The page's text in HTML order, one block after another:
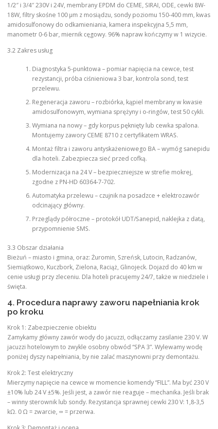
1/2″ i 3/4″ 230V i 24V, membrany EPDM do CEME, SIRAI, ODE, cewki 8W-
18W, filtry skośne 100 µm z mosiądzu, sondy poziomu 150-400 mm, kwas
amidosulfonowy do odkamieniania, kamera inspekcyjna 5,5 mm,
manometr 0-6 bar, miernik cęgowy. 96% napraw kończymy w 1 wizycie.
3.2 Zakres usług
Diagnostyka 5-punktowa – pomiar napięcia na cewce, test
rezystancji, próba ciśnieniowa 3 bar, kontrola sond, test
przelewu.
Regeneracja zaworu – rozbiórka, kąpiel membrany w kwasie
amidosulfonowym, wymiana sprężyny i o-ringów, test 50 cykli.
Wymiana na nowy – gdy korpus pęknięty lub cewka spalona.
Montujemy zawory CEME 8710 z certyfikatem WRAS.
Montaż filtra i zaworu antyskażeniowego BA – wymóg sanepidu
dla hoteli. Zabezpiecza sieć przed cofką.
Modernizacja na 24 V – bezpieczniejsze w strefie mokrej,
zgodne z PN-HD 60364-7-702.
Automatyka przelewu – czujnik na posadzce + elektrozawór
odcinający główny.
Przeglądy półroczne – protokół UDT/Sanepid, naklejka z datą,
przypomnienie SMS.
3.3 Obszar działania
Bieżuń – miasto i gmina, oraz: Żuromin, Szreńsk, Lutocin, Radzanów,
Siemiątkowo, Kuczbork, Zielona, Raciąż, Glinojeck. Dojazd do 40 km w
cenie usługi przy zleceniu. Dla hoteli pracujemy 24/7, także w niedziele i
święta.
4. Procedura naprawy zaworu napełniania krok
po kroku
Krok 1: Zabezpieczenie obiektu
Zamykamy główny zawór wody do jacuzzi, odłączamy zasilanie 230 V. W
jacuzzi hotelowym to zwykle osobny obwód “SPA 3”. Wylewamy wodę
poniżej dyszy napełniania, by nie zalać maszynowni przy demontażu.
Krok 2: Test elektryczny
Mierzymy napięcie na cewce w momencie komendy “FILL”. Ma być 230 V
±10% lub 24 V ±5%. Jeśli jest, a zawór nie reaguje – mechanika. Jeśli brak
– winny sterownik lub sondy. Rezystancja sprawnej cewki 230 V: 1,8-3,5
kΩ. 0 Ω = zwarcie, ∞ = przerwa.